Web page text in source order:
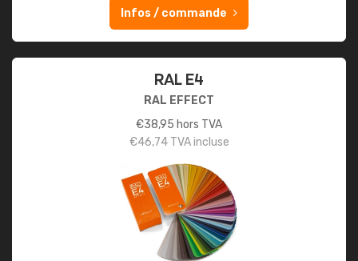
Infos / commande
RAL E4
RAL EFFECT
€38,95 hors TVA
€46,74TVA incluse